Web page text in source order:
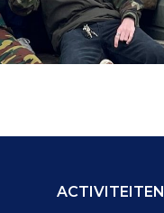
ACTIVITEITEN